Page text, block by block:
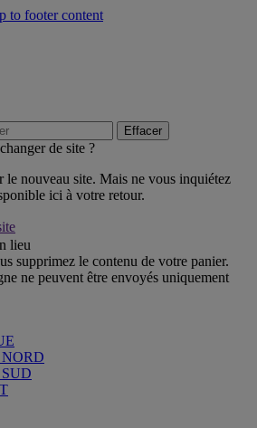
to footer content
Effacer
de site ?
le nouveau site. Mais ne vous inquiétez
ici à votre retour.
lieu
supprimez le contenu de votre panier.
ne peuvent être envoyés uniquement